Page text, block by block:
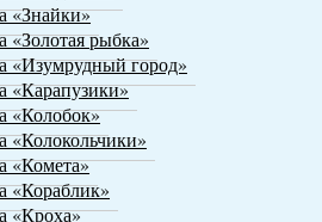
«Знайки»
«Золотая рыбка»
«Изумрудный город»
«Карапузики»
«Колобок»
«Колокольчики»
«Комета»
«Кораблик»
«Кроха»